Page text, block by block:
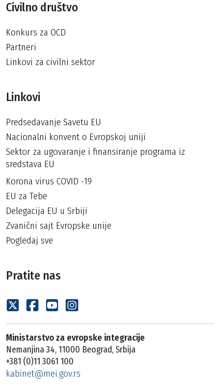
Civilno društvo
Konkurs za OCD
Partneri
Linkovi za civilni sektor
Linkovi
Predsedavanje Savetu EU
Nacionalni konvent o Evropskoj uniji
Sektor za ugovaranje i finansiranje programa iz
sredstava EU
Korona virus COVID -19
EU za Tebe
Delegacija EU u Srbiji
Zvanični sajt Evropske unije
Pogledaj sve
Pratite nas
Ministarstvo za evropske integracije
Nemanjina 34, 11000 Beograd, Srbija
+381 (0)11 3061 100
kabinet@mei.gov.rs